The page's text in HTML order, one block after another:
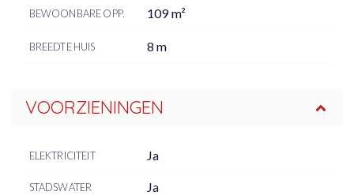
BEWOONBARE OPP. 109 m²
BREEDTE HUIS 8 m
VOORZIENINGEN
ELEKTRICITEIT Ja
STADSWATER Ja